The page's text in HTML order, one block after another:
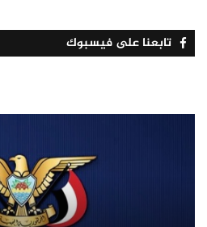
تابعنا على فيسبوك